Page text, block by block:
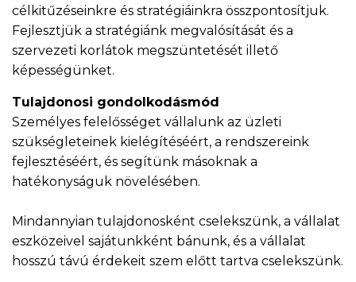
célkitűzéseinkre és stratégiáinkra összpontosítjuk.
Fejlesztjük a stratégiánk megvalósítását és a
szervezeti korlátok megszüntetését illető
képességünket.
Tulajdonosi gondolkodásmód
Személyes felelősséget vállalunk az üzleti
szükségleteinek kielégítéséért, a rendszereink
fejlesztéséért, és segítünk másoknak a
hatékonyságuk növelésében.
Mindannyian tulajdonosként cselekszünk, a vállalat
eszközeivel sajátunkként bánunk, és a vállalat
hosszú távú érdekeit szem előtt tartva cselekszünk.